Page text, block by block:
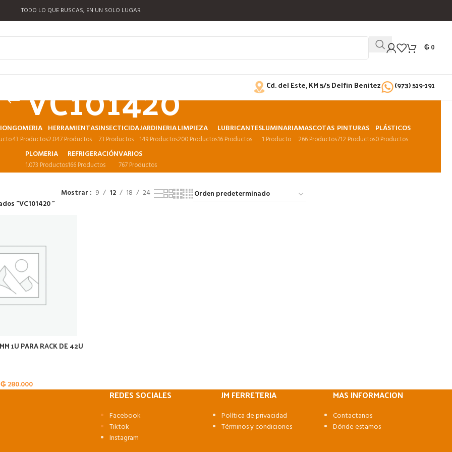
TODO LO QUE BUSCAS, EN UN SOLO LUGAR
₲0
Cd. del Este, KM 5/5 Delfin Benitez (973) 519-191
VC101420
GOMERIA
43 Productos
HERRAMIENTAS
2.047 Productos
INSECTICIDA
73 Productos
JARDINERIA
149 Productos
LIMPIEZA
200 Productos
LUBRICANTES
16 Productos
LUMINARIA
1 Producto
MASCOTAS
266 Productos
PINTURAS
712 Productos
PLÁSTICOS
0 Productos
PLOMERIA
1.073 Productos
REFRIGERACIÓN
166 Productos
VARIOS
767 Productos
“VC101420 ”
Mostrar 9 12 18 24
1U PARA RACK DE 42U
₲ 280.000
REDES SOCIALES
Facebook
Tiktok
Instagram
JM FERRETERIA
Política de privacidad
Términos y condiciones
MAS INFORMACION
Contactanos
Dónde estamos